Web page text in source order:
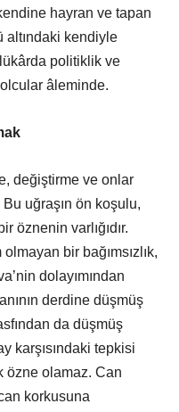
hayran ve tapan
altındaki kendiyle
politiklik ve
âleminde.
değiştirme ve onlar
uğraşın ön koşulu,
öznenin varlığıdır.
bir bağımsızlık,
dolayımından
derdine düşmüş
da düşmüş
karşısındaki tepkisi
özne olamaz. Can
korkusuna